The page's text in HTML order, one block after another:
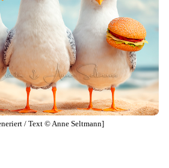
/ Text © Anne Seltmann]